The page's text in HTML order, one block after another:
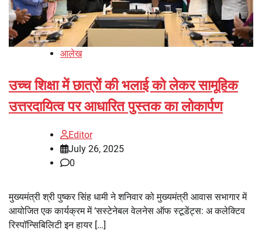
आलेख
उच्च शिक्षा में छात्रों की भलाई को लेकर सामूहिक
उत्तरदायित्व पर आधारित पुस्तक का लोकार्पण
Editor
July 26, 2025
0
मुख्यमंत्री श्री पुष्कर सिंह धामी ने शनिवार को मुख्यमंत्री आवास सभागार में
आयोजित एक कार्यक्रम में ‘सस्टेनेबल वेलनेस ऑफ स्टूडेंट्स: अ कलेक्टिव
रिस्पॉन्सिबिलिटी इन हायर […]